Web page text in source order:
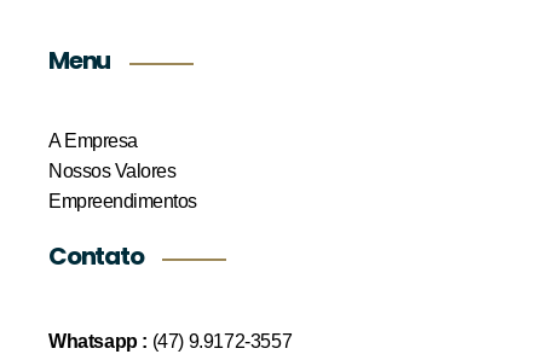
Menu
A Empresa
Nossos Valores
Empreendimentos
Contato
Whatsapp : (47) 9.9172-3557